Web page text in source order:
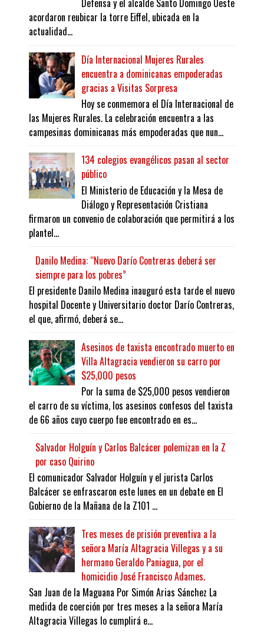
Defensa y el alcalde Santo Domingo Oeste
acordaron reubicar la torre Eiffel, ubicada en la
actualidad...
Día Internacional Mujeres Rurales
encuentra a dominicanas empoderadas
gracias a Visitas Sorpresa
Hoy se conmemora el Día Internacional de
las Mujeres Rurales. La celebración encuentra a las
campesinas dominicanas más empoderadas que nun...
134 colegios evangélicos pasan al sector
público
El Ministerio de Educación y la Mesa de
Diálogo y Representación Cristiana
firmaron un convenio de colaboración que permitirá a los
plantel...
Danilo Medina: “Nuevo Darío Contreras deberá ser
siempre para los pobres”
El presidente Danilo Medina inauguró esta tarde el nuevo
hospital Docente y Universitario doctor Darío Contreras,
el que, afirmó, deberá se...
Asesinos de taxista encontrado muerto en
Villa Altagracia vendieron su carro por
$25,000 pesos
Por la suma de $25,000 pesos vendieron
el carro de su víctima, los asesinos confesos del taxista
de 66 años cuyo cuerpo fue encontrado en es...
Salvador Holguín y Carlos Balcácer polemizan en la Z
por caso Quirino
El comunicador Salvador Holguín y el jurista Carlos
Balcácer se enfrascaron este lunes en un debate en El
Gobierno de la Mañana de la Z101 ...
Tres meses de prisión preventiva a la
señora María Altagracia Villegas y a su
hermano Geraldo Paniagua, por el
homicidio José Francisco Adames.
San Juan de la Maguana Por Simón Arias Sánchez La
medida de coerción por tres meses a la señora María
Altagracia Villegas lo cumplirá e...